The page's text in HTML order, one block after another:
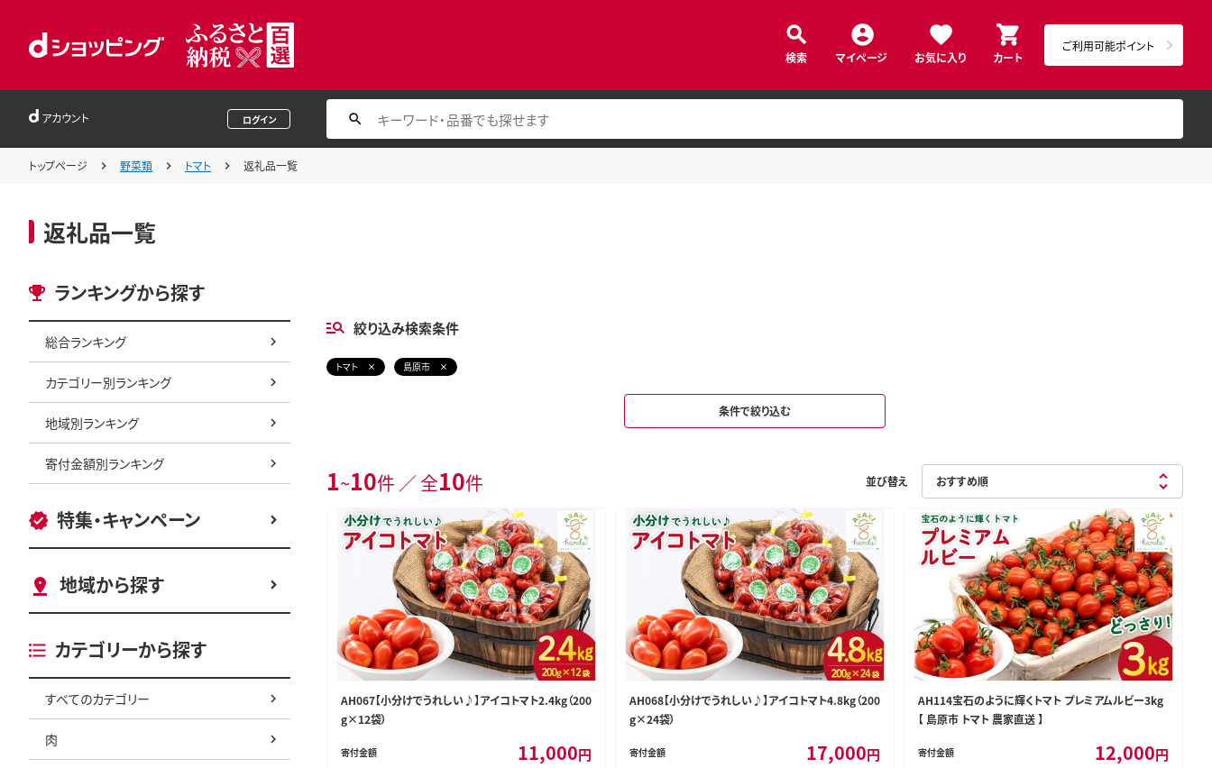
検索 マイページ お気に入り カート
ご利用可能ポイント
アカウント ログイン
トップページ 野菜類 トマト 返礼品一覧
返礼品一覧
ランキングから探す
総合ランキング
カテゴリー別ランキング
地域別ランキング
寄付金額別ランキング
特集・キャンペーン
地域から探す
カテゴリーから探す
すべてのカテゴリー
肉
絞り込み検索条件
トマト 島原市
条件で絞り込む
1~10件 ／ 全10件 並び替え
AH067【小分けでうれしい♪】アイコトマト2.4kg（200
g×12袋）
寄付金額 11,000円
AH068【小分けでうれしい♪】アイコトマト4.8kg（200
g×24袋）
寄付金額 17,000円
AH114宝石のように輝くトマト プレミアムルビー3kg
【 島原市 トマト 農家直送 】
寄付金額 12,000円